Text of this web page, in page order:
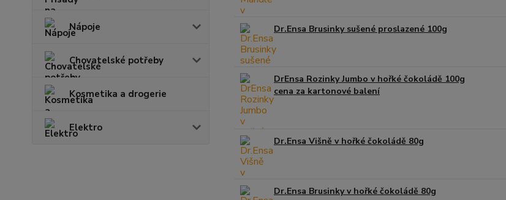
Nápoje
Chovatelské potřeby
Kosmetika a drogerie
Elektro
Dr.Ensa Brusinky sušené proslazené 100g
DrEnsa Rozinky Jumbo v hořké čokoládě 100g
cena za kartonové balení
Dr.Ensa Višně v hořké čokoládě 80g
Dr.Ensa Brusinky v hořké čokoládě 80g